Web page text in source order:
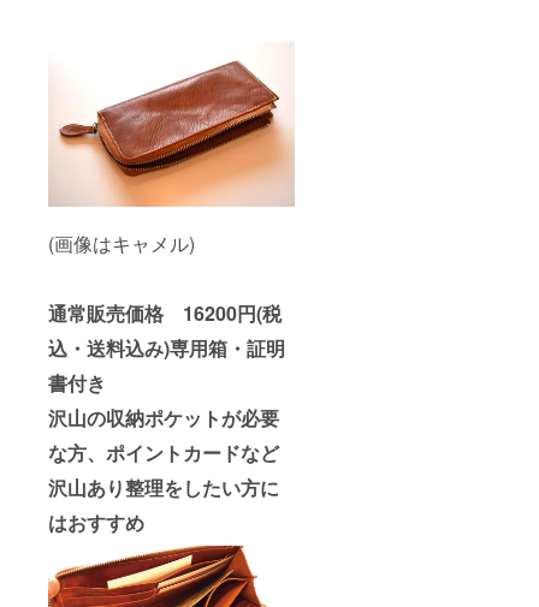
(画像はキャメル)
通常販売価格 16200円(税
込・送料込み)専用箱・証明
書付き
沢山の収納ポケットが必要
な方、ポイントカードなど
沢山あり整理をしたい方に
はおすすめ